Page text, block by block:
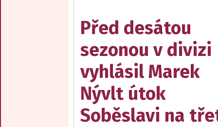
Před desátou
sezonou v divizi
vyhlásil Marek
Nývlt útok
Soběslavi na